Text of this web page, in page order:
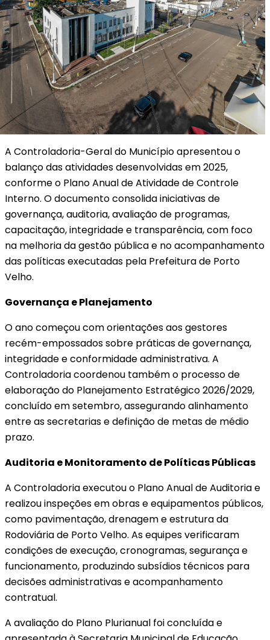
A Controladoria-Geral do Município apresentou o
balanço das atividades desenvolvidas em 2025,
conforme o Plano Anual de Atividade de Controle
Interno. O documento consolida iniciativas de
governança, auditoria, avaliação de programas,
capacitação, integridade e transparência, com foco
na melhoria da gestão pública e no acompanhamento
das políticas executadas pela Prefeitura de Porto
Velho.
Governança e Planejamento
O ano começou com orientações aos gestores
recém-empossados sobre práticas de governança,
integridade e conformidade administrativa. A
Controladoria coordenou também o processo de
elaboração do Planejamento Estratégico 2026/2029,
concluído em setembro, assegurando alinhamento
entre as secretarias e definição de metas de médio
prazo.
Auditoria e Monitoramento de Políticas Públicas
A Controladoria executou o Plano Anual de Auditoria e
realizou inspeções em obras e equipamentos públicos,
como pavimentação, drenagem e estrutura da
Rodoviária de Porto Velho. As equipes verificaram
condições de execução, cronogramas, segurança e
funcionamento, produzindo subsídios técnicos para
decisões administrativas e acompanhamento
contratual.
A avaliação do Plano Plurianual foi concluída e